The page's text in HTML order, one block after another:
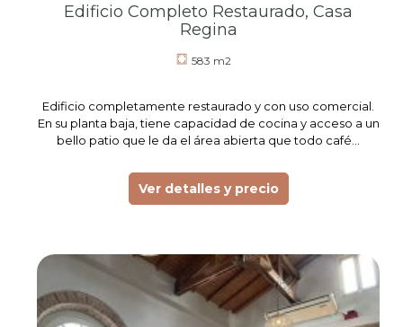
Edificio Completo Restaurado, Casa
Regina
583 m2
Edificio completamente restaurado y con uso comercial.
En su planta baja, tiene capacidad de cocina y acceso a un
bello patio que le da el área abierta que todo café…
Ver detalles y precio